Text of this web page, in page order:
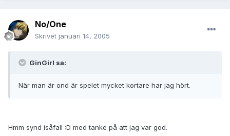
No/One
Skrivet januari 14, 2005
GinGirl sa:
När man är ond är spelet mycket kortare har jag hört.
Hmm synd isåfall :D med tanke på att jag var god.